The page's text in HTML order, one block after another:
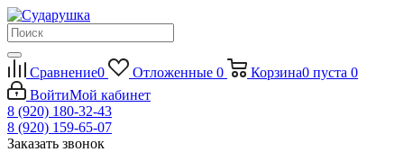
Сравнение0 Отложенные 0 Корзина0 пуста 0
ВойтиМой кабинет
8 (920) 180-32-43
8 (920) 159-65-07
Заказать звонок